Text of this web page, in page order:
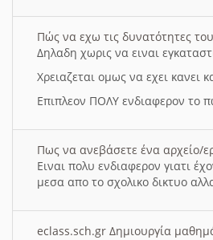
Πώς να εχω τις δυνατότητες
Δηλαδη χωρις να ειναι
Χρειαζεται ομως να εχει κανει
Επιπλεον ΠΟΛΥ ενδιαφερον το
Πως να ανεβάσετε ένα αρχείο/
Ειναι πολυ ενδιαφερον γιατι
μεσα απο το σχολικο δικτυο
eclass.sch.gr Δημιουργία